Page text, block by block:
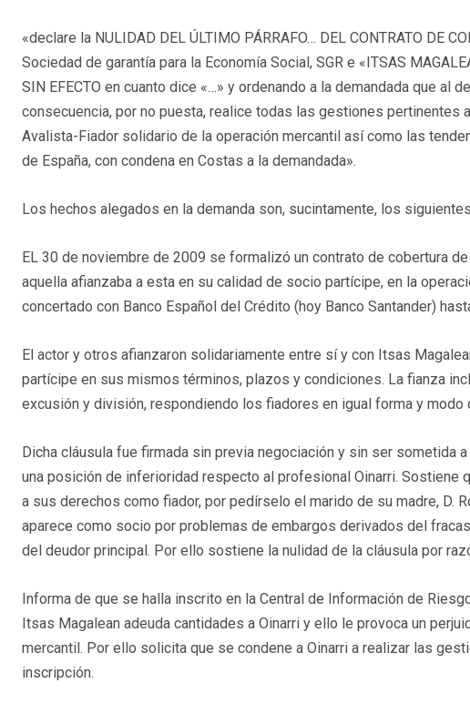
«declare la NULIDAD DEL ÚLTIMO PÁRRAFO… DEL CONTRATO DE
Sociedad de garantía para la Economía Social, SGR e «ITSAS
SIN EFECTO en cuanto dice «…» y ordenando a la demandada que al
consecuencia, por no puesta, realice todas las gestiones pertinentes
Avalista-Fiador solidario de la operación mercantil así como las
de España, con condena en Costas a la demandada».
Los hechos alegados en la demanda son, sucintamente, los
EL 30 de noviembre de 2009 se formalizó un contrato de cobertura
aquella afianzaba a esta en su calidad de socio partícipe, en la
concertado con Banco Español del Crédito (hoy Banco Santander)
El actor y otros afianzaron solidariamente entre sí y con Itsas
partícipe en sus mismos términos, plazos y condiciones. La fianza
excusión y división, respondiendo los fiadores en igual forma y modo
Dicha cláusula fue firmada sin previa negociación y sin ser sometida
una posición de inferioridad respecto al profesional Oinarri. Sostiene
a sus derechos como fiador, por pedírselo el marido de su madre, D.
aparece como socio por problemas de embargos derivados del
del deudor principal. Por ello sostiene la nulidad de la cláusula por
Informa de que se halla inscrito en la Central de Información de
Itsas Magalean adeuda cantidades a Oinarri y ello le provoca un
mercantil. Por ello solicita que se condene a Oinarri a realizar las
inscripción.